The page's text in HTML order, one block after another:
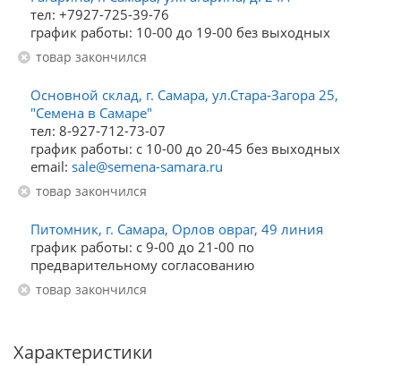
тел: +7927-725-39-76
график работы: 10-00 до 19-00 без выходных
Товар закончился
Основной склад, г. Самара, ул.Стара-Загора 25,
"Семена в Самаре"
тел: 8-927-712-73-07
график работы: с 10-00 до 20-45 без выходных
email: sale@semena-samara.ru
Товар закончился
Питомник, г. Самара, Орлов овраг, 49 линия
график работы: с 9-00 до 21-00 по
предварительному согласованию
Товар закончился
Характеристики